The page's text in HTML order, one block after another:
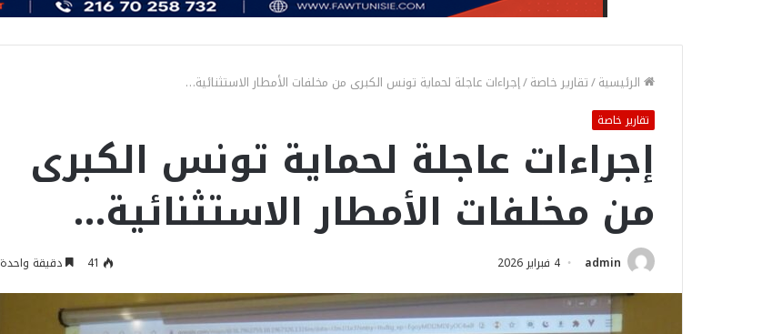
الرئيسية/تقارير خاصة/إجراءات عاجلة لحماية تونس الكبرى من مخلفات الأمطار الاستثنائية…
تقارير خاصة
إجراءات عاجلة لحماية تونس الكبرى
من مخلفات الأمطار الاستثنائية…
admin 4 فبراير 2026 41 دقيقة واحدة